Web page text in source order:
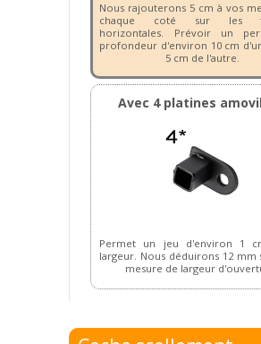
Nous rajouterons 5 cm à vos
chaque coté sur les
horizontales. Prévoir un
profondeur d'environ 10 cm
5 cm de l'autre.
Avec 4 platines
Permet un jeu d'environ 1
largeur. Nous déduirons 12 mm
mesure de largeur